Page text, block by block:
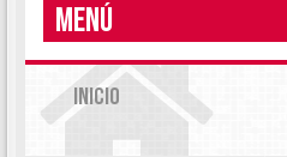
MENÚ
INICIO